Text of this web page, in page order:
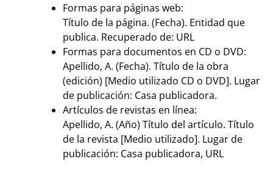
Formas para páginas web:
Título de la página. (Fecha). Entidad que
publica. Recuperado de: URL
Formas para documentos en CD o DVD:
Apellido, A. (Fecha). Título de la obra
(edición) [Medio utilizado CD o DVD]. Lugar
de publicación: Casa publicadora.
Artículos de revistas en línea:
Apellido, A. (Año) Título del artículo. Título
de la revista [Medio utilizado]. Lugar de
publicación: Casa publicadora, URL